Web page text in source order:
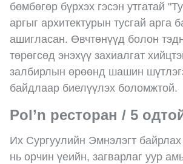
бөмбөгөр бүрхэх гэсэн утгатай
аргыг архитектурын тусгай арга
ашигласан. Өвчтөнүүд болон
төрөгсөд энэхүү захиалгат
залбирлын өрөөнд шашин
байдлаар биелүүлэх боломжтой.
Pol’n ресторан / 5
Их Сургуулийн Эмнэлэгт байрлах
нь орчин үеийн, загварлаг уур